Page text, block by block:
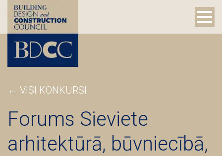
← VISI KONKURSI
Forums Sieviete
arhitektūrā, būvniecībā,